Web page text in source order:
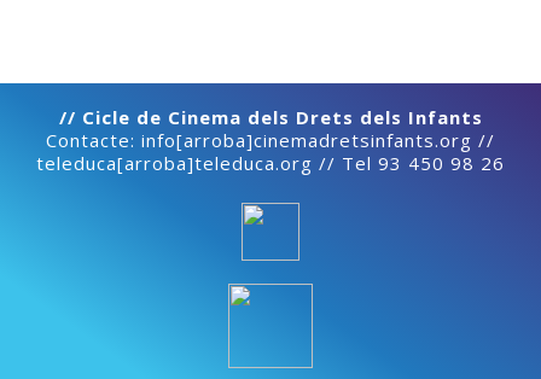
// Cicle de Cinema dels Drets dels Infants
Contacte: info[arroba]cinemadretsinfants.org //
teleduca[arroba]teleduca.org // Tel 93 450 98 26